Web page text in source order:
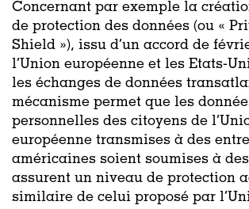
Concernant par exemple la
de protection des données (ou «
Shield »), issu d’un accord de
l’Union européenne et les Etats-
les échanges de données
mécanisme permet que les
personnelles des citoyens de
européenne transmises à des
américaines soient soumises à
assurent un niveau de protection
similaire de celui proposé par